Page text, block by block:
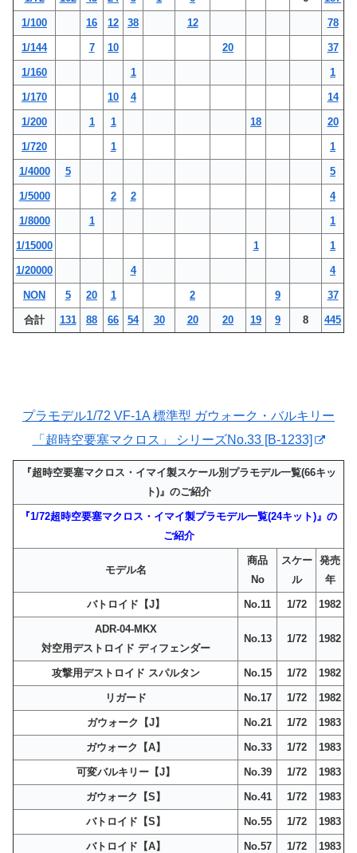
1/100 16 12 38 12 78
1/144 7 10 20 37
1/160 1 1
1/170 10 4 14
1/200 1 1 18 20
1/720 1 1
1/4000 5 5
1/5000 2 2 4
1/8000 1 1
1/15000 1 1
1/20000 4 4
NON 5 20 1 2 9 37
合計 131 88 66 54 30 20 20 19 9 8 445
プラモデル1/72 VF-1A 標準型 ガウォーク・バルキリー
「超時空要塞マクロス」 シリーズNo.33 [B-1233]
『超時空要塞マクロス・イマイ製スケール別プラモデル一覧(66キッ
ト)』のご紹介
『1/72超時空要塞マクロス・イマイ製プラモデル一覧(24キット)』の
ご紹介
モデル名
商品
No
スケー
ル
発売
年
バトロイド【J】 No.11 1/72 1982
ADR-04-MKX
対空用デストロイド ディフェンダー
No.13 1/72 1982
攻撃用デストロイド スパルタン No.15 1/72 1982
リガード No.17 1/72 1982
ガウォーク【J】 No.21 1/72 1983
ガウォーク【A】 No.33 1/72 1983
可変バルキリー【J】 No.39 1/72 1983
ガウォーク【S】 No.41 1/72 1983
バトロイド【S】 No.55 1/72 1983
バトロイド【A】 No.57 1/72 1983